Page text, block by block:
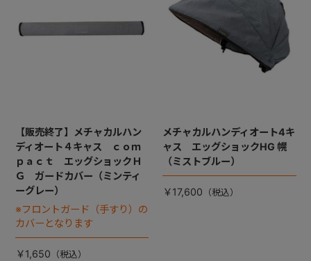
【販売終了】メチャカルハン
ディオート４キャス ｃｏｍ
ｐａｃｔ エッグショックＨ
Ｇ ガードカバー（ミンティ
ーグレー）
※フロントガード（手すり）の
カバーとなります
￥1,650
メチャカルハンディオート4キ
ャス エッグショックHG 幌
（ミストブルー）
￥17,600